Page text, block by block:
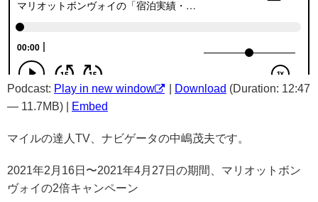
Podcast: Play in new window Download (Duration: 12:47
— 11.7MB) |
Embed
マイルの達人TV、ナビゲータの中嶋茂夫です。
2021年2月16日〜2021年4月27日の期間、マリオットボン
ヴォイの2倍キャンペーン